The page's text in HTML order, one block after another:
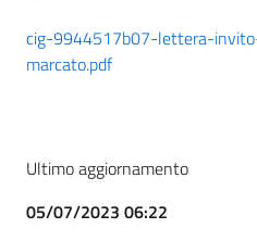
cig-9944517b07-lettera-
marcato.pdf
Ultimo aggiornamento
05/07/2023 06:22